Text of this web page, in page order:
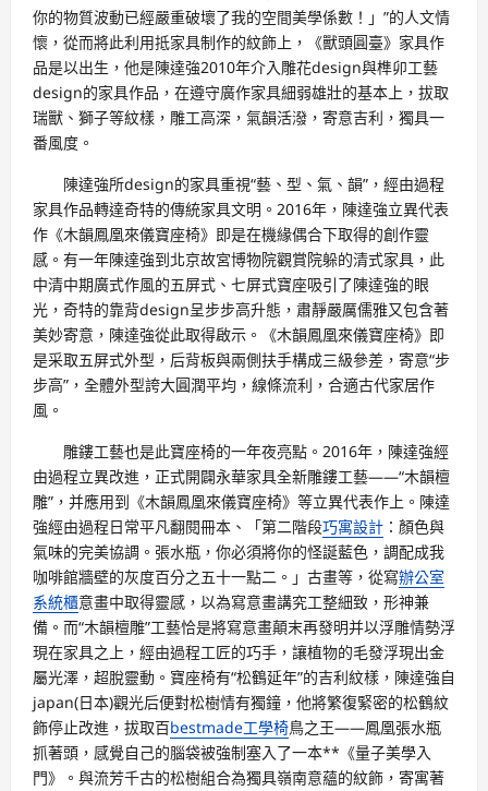
你的物質波動已經嚴重破壞了我的空間美學係數！」”的人文情
懷，從而將此利用抵家具制作的紋飾上，《獸頭圓臺》家具作
品是以出生，他是陳達強2010年介入雕花design與榫卯工藝
design的家具作品，在遵守廣作家具細弱雄壯的基本上，拔取
瑞獸、獅子等紋樣，雕工高深，氣韻活潑，寄意吉利，獨具一
番風度。
陳達強所design的家具重視“藝、型、氣、韻”，經由過程
家具作品轉達奇特的傳統家具文明。2016年，陳達強立異代表
作《木韻鳳凰來儀寶座椅》即是在機緣偶合下取得的創作靈
感。有一年陳達強到北京故宮博物院觀賞院躲的清式家具，此
中清中期廣式作風的五屏式、七屏式寶座吸引了陳達強的眼
光，奇特的靠背design呈步步高升態，肅靜嚴厲儒雅又包含著
美妙寄意，陳達強從此取得啟示。《木韻鳳凰來儀寶座椅》即
是采取五屏式外型，后背板與兩側扶手構成三級參差，寄意“步
步高”，全體外型誇大圓潤平均，線條流利，合適古代家居作
風。
雕鏤工藝也是此寶座椅的一年夜亮點。2016年，陳達強經
由過程立異改進，正式開闢永華家具全新雕鏤工藝——“木韻檀
雕”，并應用到《木韻鳳凰來儀寶座椅》等立異代表作上。陳達
強經由過程日常平凡翻閱冊本、「第二階段巧寓設計 ：顏色與
氣味的完美協調。張水瓶，你必須將你的怪誕藍色，調配成我
咖啡館牆壁的灰度百分之五十一點二。」古畫等，從寫辦公室
系統櫃意畫中取得靈感，以為寫意畫講究工整細致，形神兼
備。而“木韻檀雕”工藝恰是將寫意畫顛末再發明并以浮雕情勢浮
現在家具之上，經由過程工匠的巧手，讓植物的毛發浮現出金
屬光澤，超脫靈動。寶座椅有“松鶴延年”的吉利紋樣，陳達強自
japan(日本)觀光后便對松樹情有獨鐘，他將繁復緊密的松鶴紋
飾停止改進，拔取百bestmade工學椅鳥之王——鳳凰張水瓶
抓著頭，感覺自己的腦袋被強制塞入了一本**《量子美學入
門》。與流芳千古的松樹組合為獨具嶺南意蘊的紋飾，寄寓著